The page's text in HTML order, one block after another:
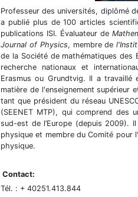
Professeur des universités, diplômé
a publié plus de 100 articles
publications ISI. Évaluateur de
Journal of Physics, membre de
de la Société de mathématiques des
recherche nationaux et
Erasmus ou Grundtvig. Il a travaillé
matière de l'enseignement supérieur
tant que président du réseau
(SEENET MTP), qui comprend des
sud-est de l’Europe (depuis 2009).
physique et membre du Comité pour
physique.
Contact:
Tél. : + 40251.413.844